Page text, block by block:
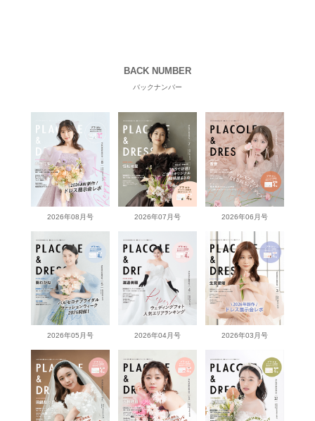
BACK NUMBER
バックナンバー
2026年08月号 2026年07月号 2026年06月号
2026年05月号 2026年04月号 2026年03月号